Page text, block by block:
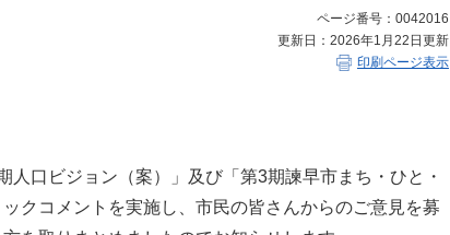
ページ番号：0042016
更新日：2026年1月22日更新
印刷ページ表示
人口ビジョン（案）」及び「第3期諫早市まち・ひと・
クコメントを実施し、市民の皆さんからのご意見を募